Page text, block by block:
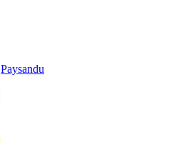
Paysandu